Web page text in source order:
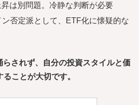
は別問題。冷静な判断が必要
否定派として、ETF化に懐疑的な
らされず、自分の投資スタイルと価
ことが大切です。